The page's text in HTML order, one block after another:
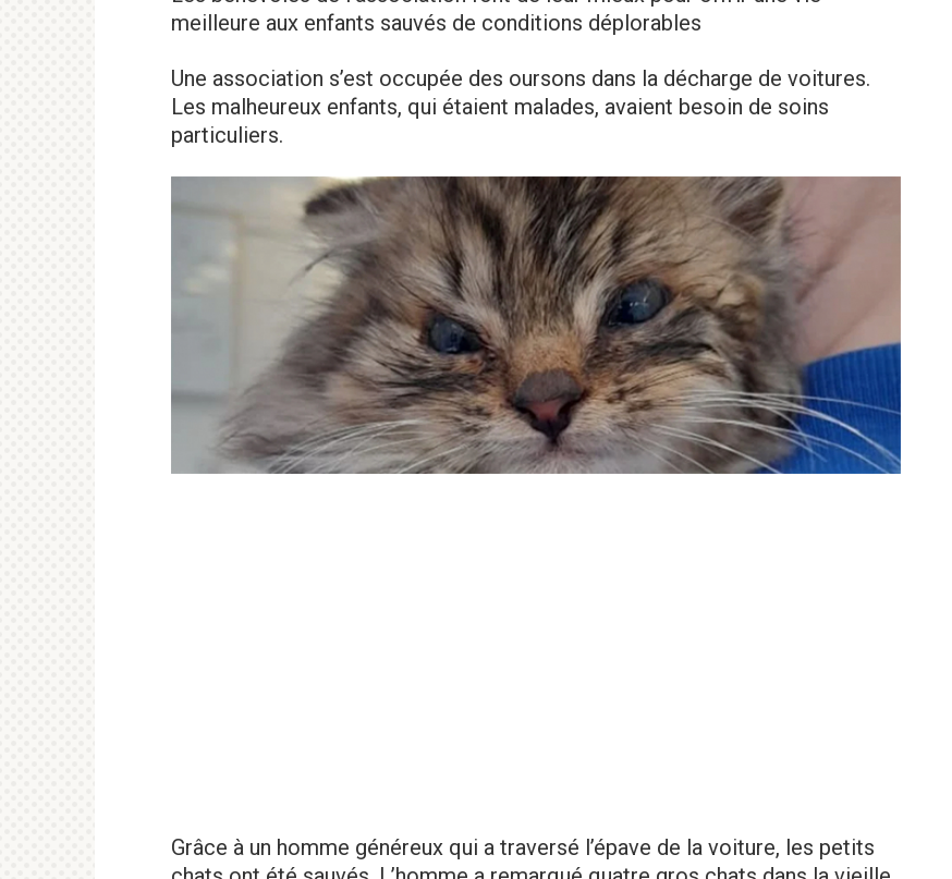
meilleure aux enfants sauvés de conditions déplorables
Une association s’est occupée des oursons dans la décharge de voitures.
Les malheureux enfants, qui étaient malades, avaient besoin de soins
particuliers.
Grâce à un homme généreux qui a traversé l’épave de la voiture, les petits